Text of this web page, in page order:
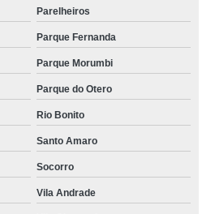
porte valores Itatiba
Morumbi
de grande porte Nova Piraju
São Caetano do Sul
cnc Santo Antônio Paulista
universal Indaiatuba
valores Ribeirão Preto
valores Cidade Dutra
Parelheiros
Parque Fernanda
Parque Morumbi
Parque do Otero
Rio Bonito
Santo Amaro
Socorro
Vila Andrade